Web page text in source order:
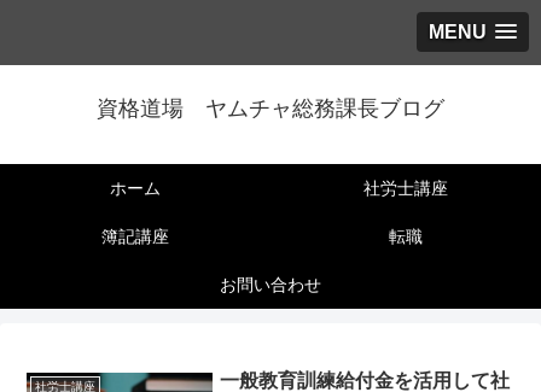
MENU
資格道場 ヤムチャ総務課長ブログ
ホーム 社労士講座
簿記講座 転職
お問い合わせ
社労士講座
一般教育訓練給付金を活用して社